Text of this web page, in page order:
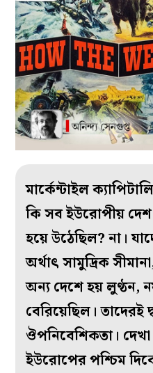
মার্কেন্টাইল
কি সব ইউরোপীয় দেশ
হয়ে উঠেছিল? না।
অর্থাৎ সামুদ্রিক
অন্য দেশে হয় লুণ্ঠন,
বেরিয়েছিল। তাদেরই
ঔপনিবেশিকতা।
ইউরোপের পশ্চিম